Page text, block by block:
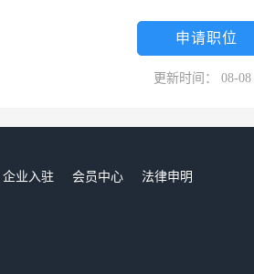
申请职位
更新时间： 08-08
企业入驻 会员中心
法律申明